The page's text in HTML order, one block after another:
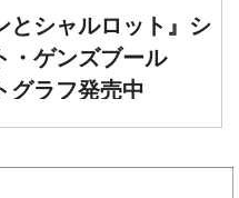
オナルド・ディカプ
ートグラフ発売中
とシャルロット』シ
・ゲンズブール
グラフ発売中